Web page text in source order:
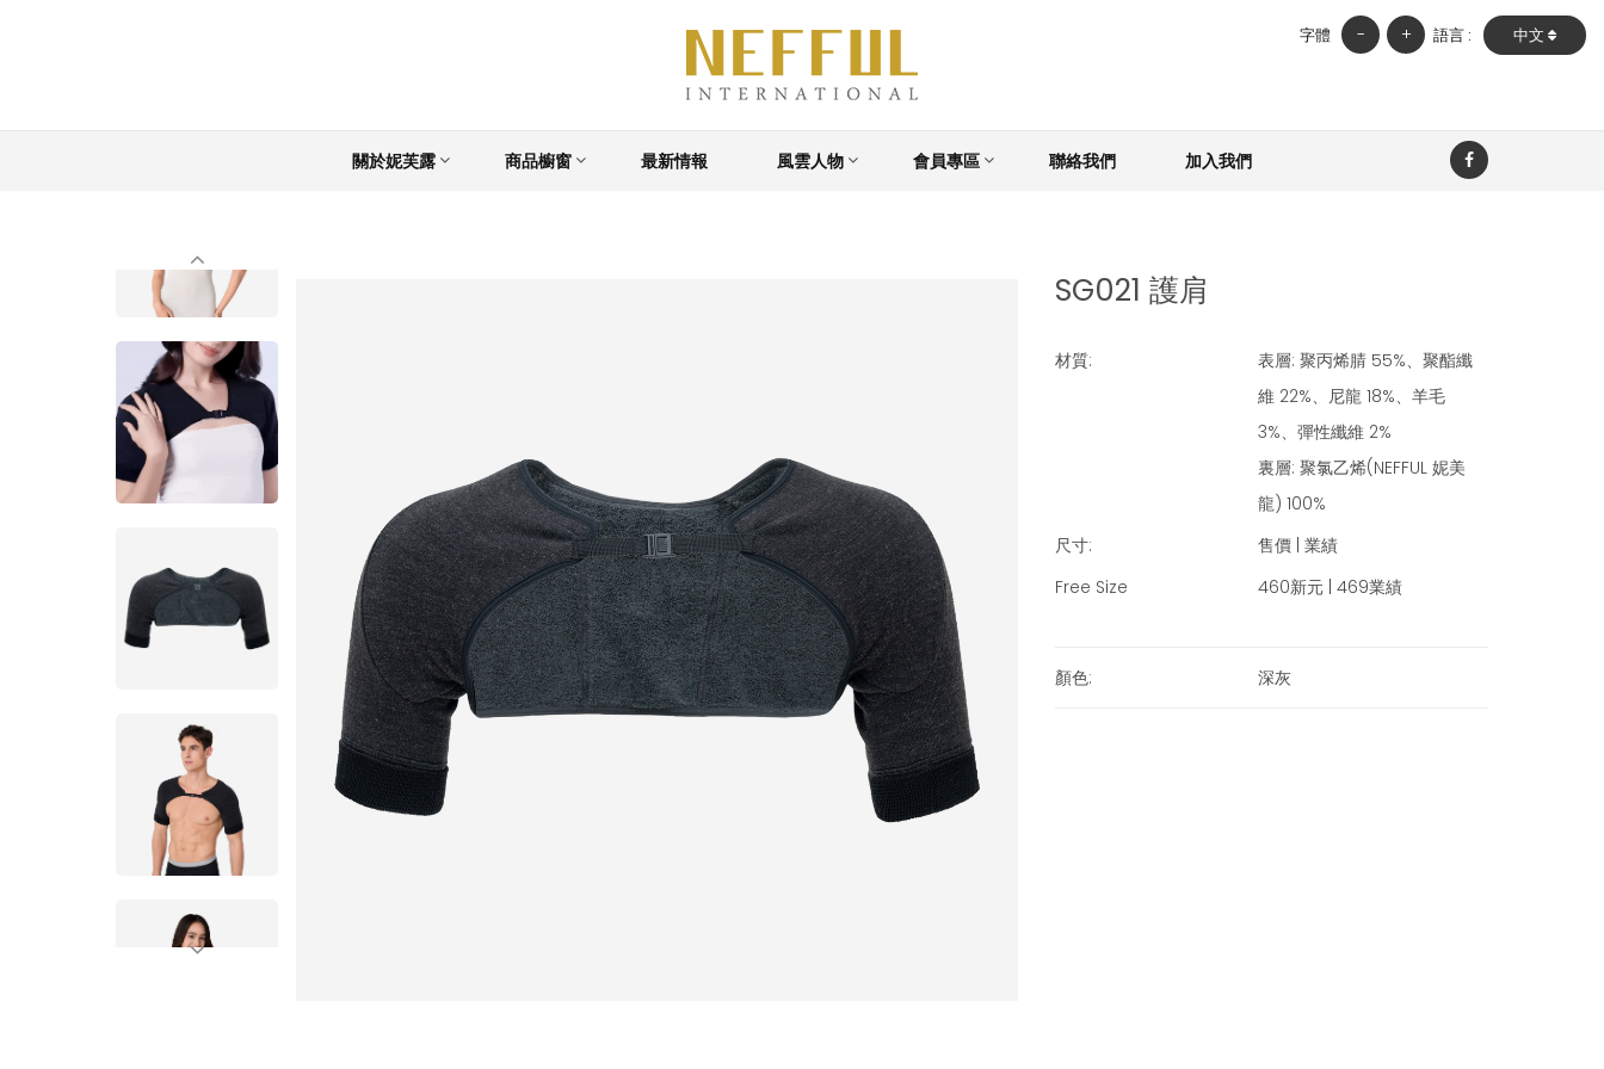
字體 - + 語言 : 中文
關於妮芙露 商品櫥窗 最新情報 風雲人物 會員專區 聯絡我們 加入我們
SG021 護肩
材質:
表層: 聚丙烯腈 55%、聚酯纖
維 22%、尼龍 18%、羊毛
3%、彈性纖維 2%
裏層: 聚氯乙烯(NEFFUL 妮美
龍) 100%
尺寸:
售價 | 業績
Free Size
460新元 | 469業績
顏色: 深灰